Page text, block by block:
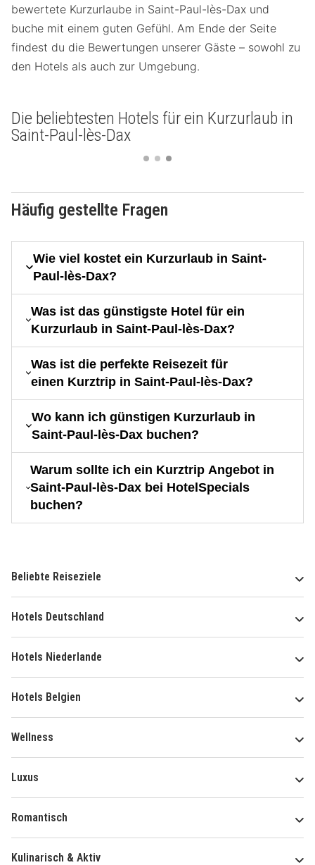
bewertete Kurzurlaube in Saint-Paul-lès-Dax und
buche mit einem guten Gefühl. Am Ende der Seite
findest du die Bewertungen unserer Gäste – sowohl zu
den Hotels als auch zur Umgebung.
Die beliebtesten Hotels für ein Kurzurlaub in
Saint-Paul-lès-Dax
Häufig gestellte Fragen
Wie viel kostet ein Kurzurlaub in Saint-
Paul-lès-Dax?
Was ist das günstigste Hotel für ein
Kurzurlaub in Saint-Paul-lès-Dax?
Was ist die perfekte Reisezeit für
einen Kurztrip in Saint-Paul-lès-Dax?
Wo kann ich günstigen Kurzurlaub in
Saint-Paul-lès-Dax buchen?
Warum sollte ich ein Kurztrip Angebot in
Saint-Paul-lès-Dax bei HotelSpecials
buchen?
Beliebte Reiseziele
Hotels Deutschland
Hotels Niederlande
Hotels Belgien
Wellness
Luxus
Romantisch
Kulinarisch & Aktiv